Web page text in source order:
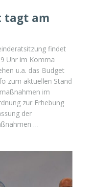
tagt am
findet
Uhr im Komma
u.a. das Budget
zum aktuellen Stand
im
zur Erhebung
der
…